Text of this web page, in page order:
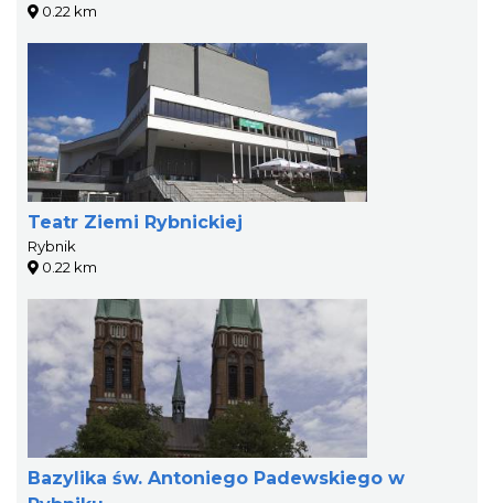
0.22 km
Teatr Ziemi Rybnickiej
Rybnik
0.22 km
Bazylika św. Antoniego Padewskiego w